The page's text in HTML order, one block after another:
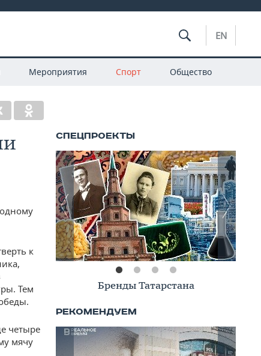
EN
Мероприятия Спорт Общество
к
Тем
четыре
мячу
Книжная полка